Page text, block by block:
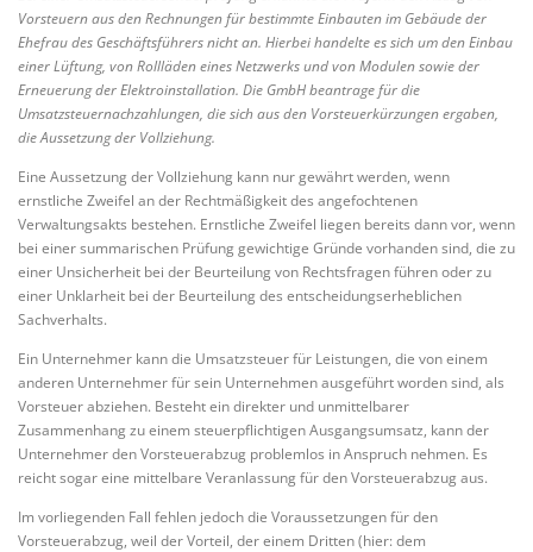
Vorsteuern aus den Rechnungen für bestimmte Einbauten im Gebäude der
Ehefrau des Geschäftsführers nicht an. Hierbei handelte es sich um den Einbau
einer Lüftung, von Rollläden eines Netzwerks und von Modulen sowie der
Erneuerung der Elektroinstallation. Die GmbH beantrage für die
Umsatzsteuernachzahlungen, die sich aus den Vorsteuerkürzungen ergaben,
die Aussetzung der Vollziehung.
Eine Aussetzung der Vollziehung kann nur gewährt werden, wenn
ernstliche Zweifel an der Rechtmäßigkeit des angefochtenen
Verwaltungsakts bestehen. Ernstliche Zweifel liegen bereits dann vor, wenn
bei einer summarischen Prüfung gewichtige Gründe vorhanden sind, die zu
einer Unsicherheit bei der Beurteilung von Rechtsfragen führen oder zu
einer Unklarheit bei der Beurteilung des entscheidungserheblichen
Sachverhalts.
Ein Unternehmer kann die Umsatzsteuer für Leistungen, die von einem
anderen Unternehmer für sein Unternehmen ausgeführt worden sind, als
Vorsteuer abziehen. Besteht ein direkter und unmittelbarer
Zusammenhang zu einem steuerpflichtigen Ausgangsumsatz, kann der
Unternehmer den Vorsteuerabzug problemlos in Anspruch nehmen. Es
reicht sogar eine mittelbare Veranlassung für den Vorsteuerabzug aus.
Im vorliegenden Fall fehlen jedoch die Voraussetzungen für den
Vorsteuerabzug, weil der Vorteil, der einem Dritten (hier: dem